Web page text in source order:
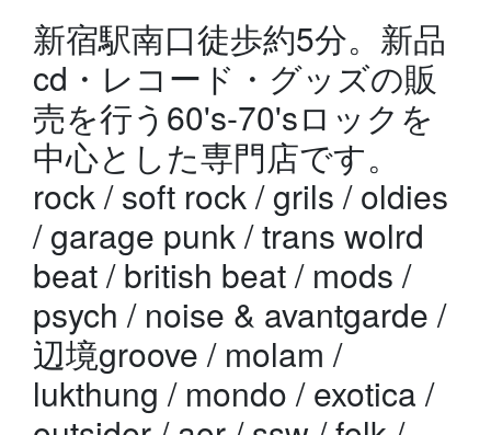
新宿駅南口徒歩約5分。新品
cd・レコード・グッズの販
売を行う60's-70'sロックを
中心とした専門店です。
rock / soft rock / grils / oldies
/ garage punk / trans wolrd
beat / british beat / mods /
psych / noise & avantgarde /
辺境groove / molam /
lukthung / mondo / exotica /